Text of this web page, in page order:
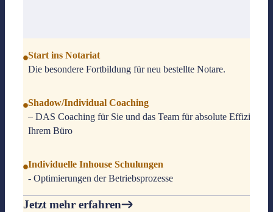
Start ins Notariat
Die besondere Fortbildung für neu bestellte Notare.
Shadow/Individual Coaching
– DAS Coaching für Sie und das Team für absolute Effizienz in
Ihrem Büro
Individuelle Inhouse Schulungen
- Optimierungen der Betriebsprozesse
Jetzt mehr erfahren